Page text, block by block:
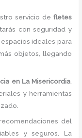
servicio de fletes
con seguridad y
ideales para
objetos, llegando
en La Misericordia
y herramientas
del
y seguros. La